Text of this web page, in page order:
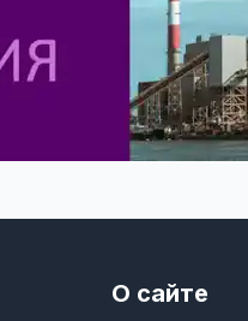
О сайте